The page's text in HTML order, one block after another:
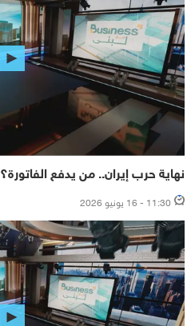
نهاية حرب إيران.. من يدفع الفاتورة؟
11:30 - 16 يونيو 2026